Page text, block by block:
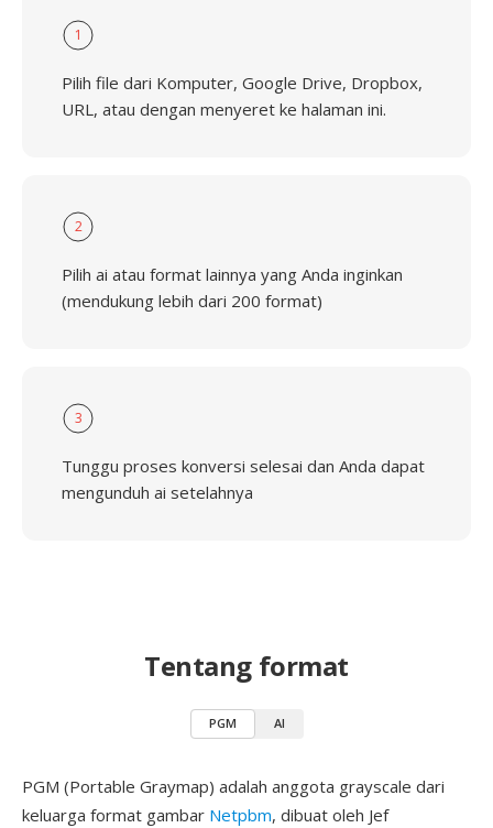
1
Pilih file dari Komputer, Google Drive, Dropbox,
URL, atau dengan menyeret ke halaman ini.
2
Pilih ai atau format lainnya yang Anda inginkan
(mendukung lebih dari 200 format)
3
Tunggu proses konversi selesai dan Anda dapat
mengunduh ai setelahnya
Tentang format
PGM AI
PGM (Portable Graymap) adalah anggota grayscale dari
keluarga format gambar Netpbm, dibuat oleh Jef